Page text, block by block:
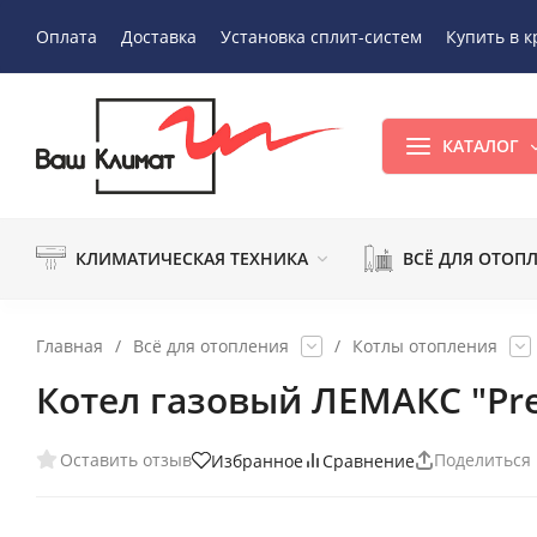
Оплата Доставка Установка сплит-систем Купить в
КАТАЛОГ
КЛИМАТИЧЕСКАЯ ТЕХНИКА ВСЁ ДЛЯ
Главная / Всё для отопления / Котлы отопления
Котел газовый ЛЕМАКС
Оставить отзыв Избранное Сравнение Поделиться